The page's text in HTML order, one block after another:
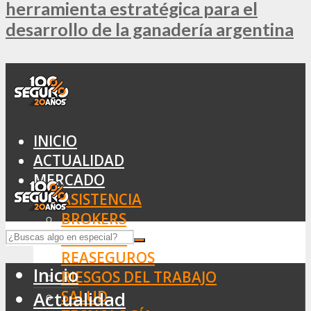
herramienta estratégica para el
desarrollo de la ganadería argentina
INICIO
ACTUALIDAD
MERCADO
ASISTENCIA
BROKERS
SEGUROS
REASEGUROS
RIESGOS DEL TRABAJO
SALUD
Inicio
Actualidad